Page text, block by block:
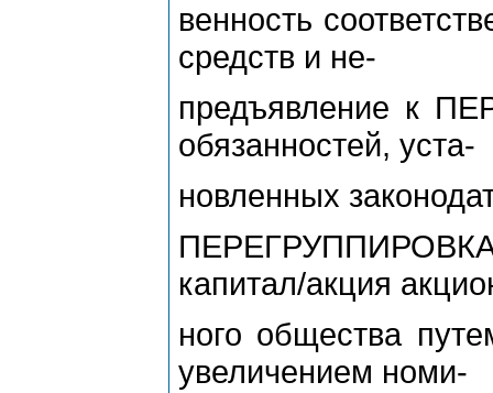
венность
средств и не-
предъявление к
обязанностей, уста-
новленных
капитал/акция
ного общества
увеличением номи-